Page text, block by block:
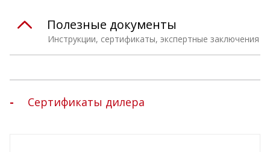
Инструкции, сертификаты, экспертные заключения
Полезные документы
Сертификаты дилера